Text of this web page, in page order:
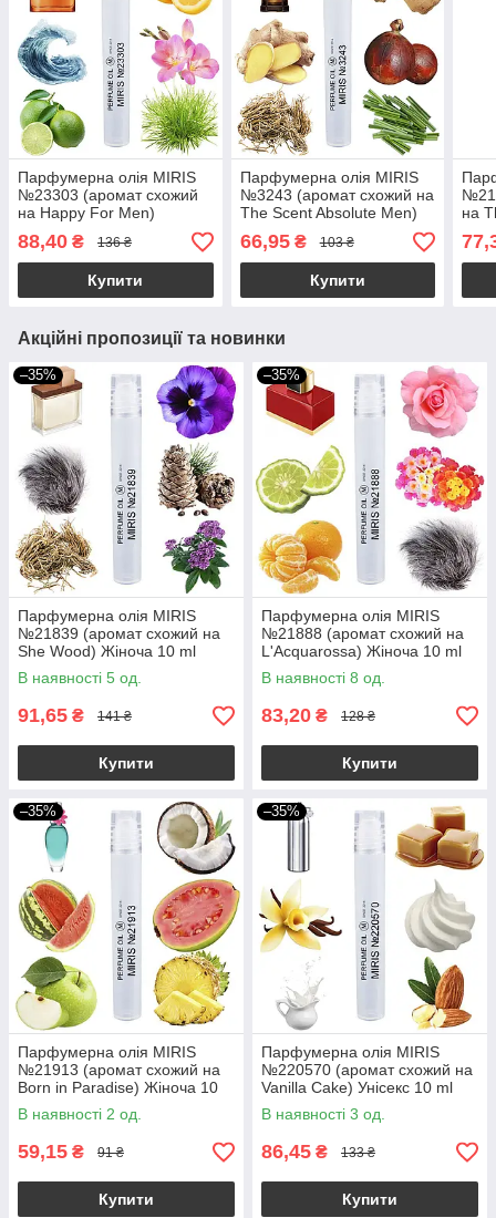
Парфумерна олія MIRIS
№23303 (аромат схожий
на Happy For Men)
Чоловіча 10 ml
88,40 ₴ 136 ₴
Купити
Парфумерна олія MIRIS
№3243 (аромат схожий на
The Scent Absolute Men)
Чоловіча 10 ml
66,95₴ 103 ₴
Купити
на
Акційні пропозиції та новинки
–35%
Парфумерна олія MIRIS
№21839 (аромат схожий на
She Wood) Жіноча 10 ml
В наявності 5 од.
91,65 ₴ 141 ₴
Купити
–35%
Парфумерна олія MIRIS
№21888 (аромат схожий на
L'Acquarossa) Жіноча 10 ml
В наявності 8 од.
83,20 ₴ 128 ₴
Купити
–35%
Парфумерна олія MIRIS
№21913 (аромат схожий на
Born in Paradise) Жіноча 10
ml
В наявності 2 од.
59,15 ₴ 91 ₴
Купити
–35%
Парфумерна олія MIRIS
№220570 (аромат схожий на
Vanilla Cake) Унісекс 10 ml
В наявності 3 од.
86,45 ₴ 133 ₴
Купити